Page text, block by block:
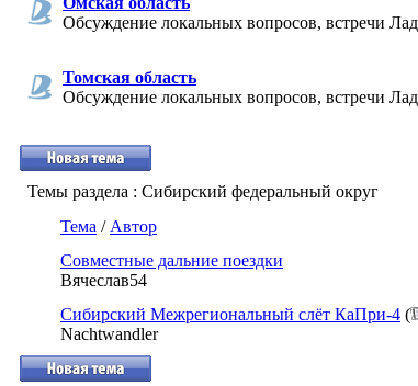
Обсуждение локальных вопросов, встречи
Томская область
Обсуждение локальных вопросов, встречи
Темы раздела : Сибирский федеральный округ
Тема / Автор
Совместные дальние поездки
Вячеслав54
Сибирский Межрегиональный слёт КаПри-4 (
Nachtwandler